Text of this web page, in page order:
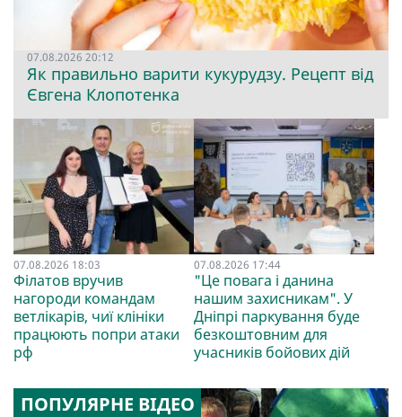
07.08.2026 20:12
Як правильно варити кукурудзу. Рецепт від
Євгена Клопотенка
07.08.2026 18:03
Філатов вручив
нагороди командам
ветлікарів, чиї клініки
працюють попри атаки
рф
07.08.2026 17:44
"Це повага і данина
нашим захисникам". У
Дніпрі паркування буде
безкоштовним для
учасників бойових дій
ПОПУЛЯРНЕ ВІДЕО